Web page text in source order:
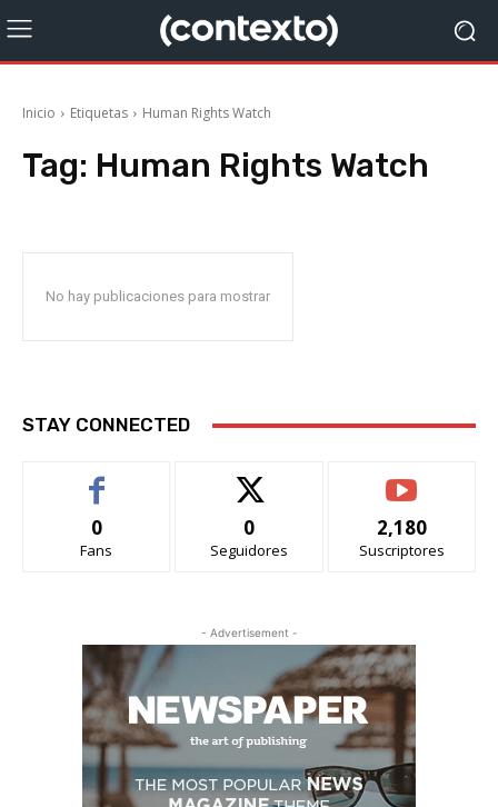
Inicio Etiquetas Human Rights Watch
Tag: Human Rights Watch
No hay publicaciones para mostrar
STAY CONNECTED
0
Fans
0
Seguidores
2,180
Suscriptores
- Advertisement -